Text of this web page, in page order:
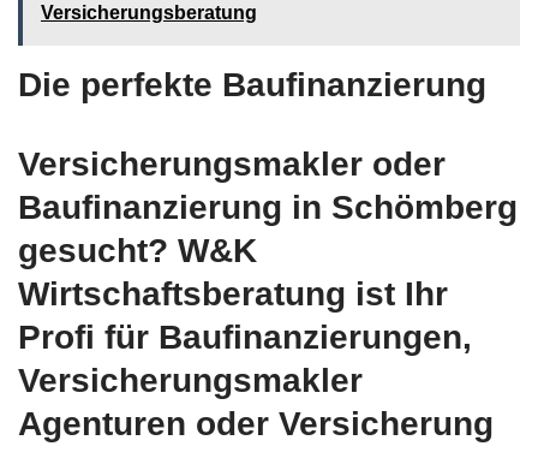
Versicherungsberatung
Die perfekte Baufinanzierung
Versicherungsmakler oder
Baufinanzierung in Schömberg
gesucht? W&K
Wirtschaftsberatung ist Ihr
Profi für Baufinanzierungen,
Versicherungsmakler
Agenturen oder Versicherung